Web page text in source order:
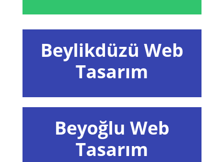
Beylikdüzü Web
Tasarım
Beyoğlu Web
Tasarım